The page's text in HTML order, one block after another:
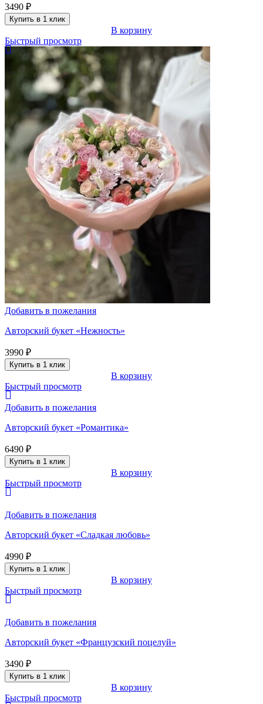
3490 ₽
Купить в 1 клик
В корзину
Быстрый просмотр
Добавить в пожелания
Авторский букет «Нежность»
3990 ₽
Купить в 1 клик
В корзину
Быстрый просмотр
Добавить в пожелания
Авторский букет «Романтика»
6490 ₽
Купить в 1 клик
В корзину
Быстрый просмотр
Добавить в пожелания
Авторский букет «Сладкая любовь»
4990 ₽
Купить в 1 клик
В корзину
Быстрый просмотр
Добавить в пожелания
Авторский букет «Французский поцелуй»
3490 ₽
Купить в 1 клик
В корзину
Быстрый просмотр